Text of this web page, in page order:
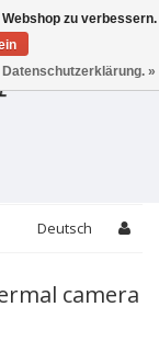
Deutsch
camera
zu verbessern.
»